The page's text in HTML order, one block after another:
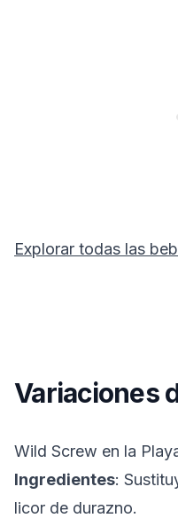
Explorar todas las
Variaciones
Wild Screw en la
Ingredientes:
licor de durazno.